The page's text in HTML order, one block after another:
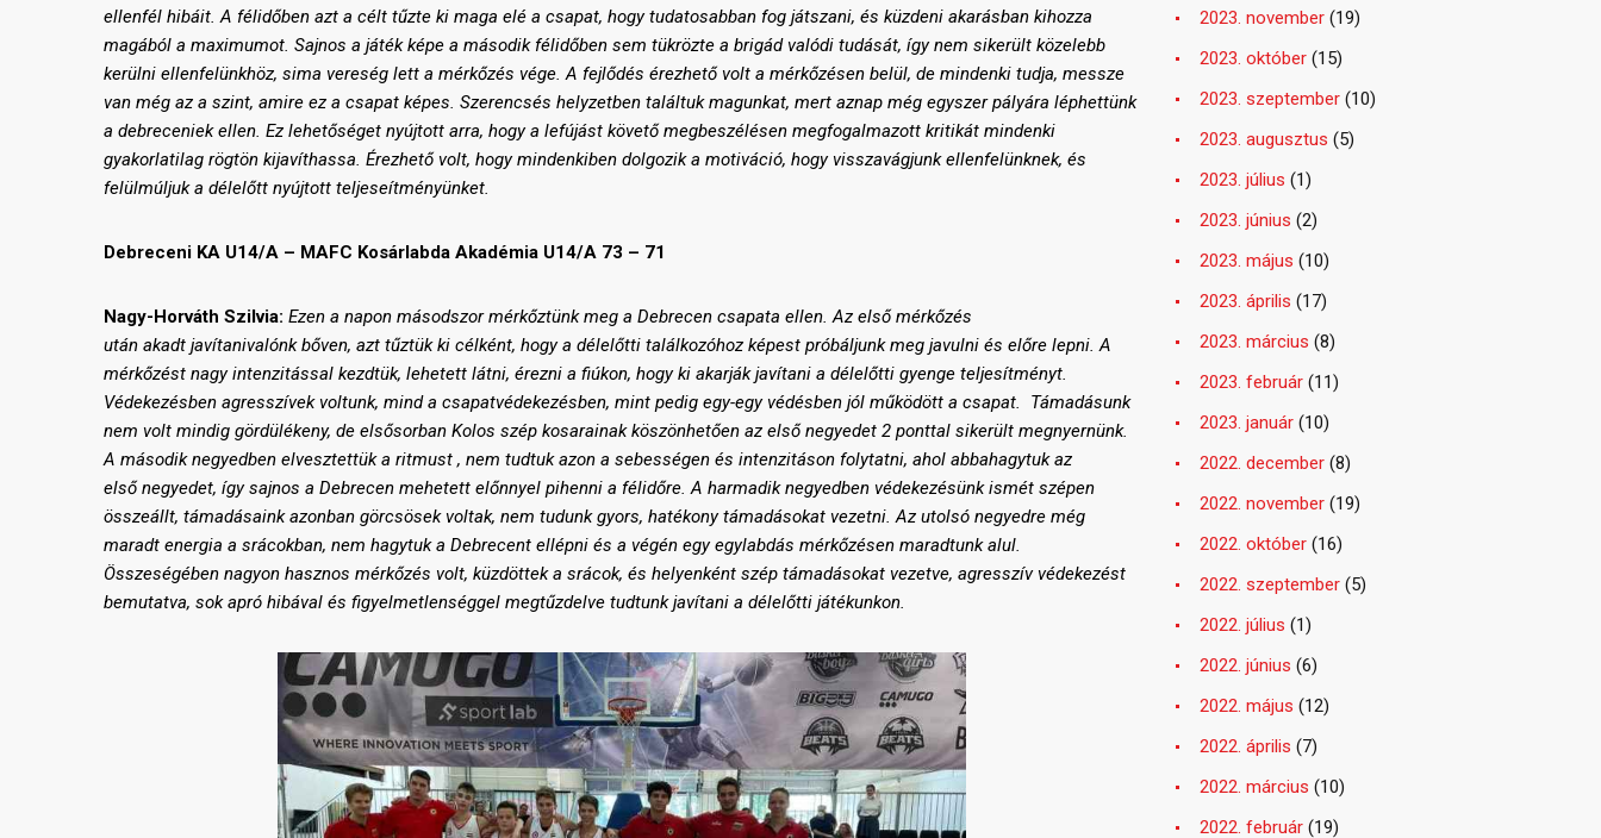
ellenfél hibáit. A félidőben azt a célt tűzte ki maga elé a csapat, hogy tudatosabban fog játszani, és küzdeni akarásban kihozza
magából a maximumot. Sajnos a játék képe a második félidőben sem tükrözte a brigád valódi tudását, így nem sikerült közelebb
kerülni ellenfelünkhöz, sima vereség lett a mérkőzés vége. A fejlődés érezhető volt a mérkőzésen belül, de mindenki tudja, messze
van még az a szint, amire ez a csapat képes. Szerencsés helyzetben találtuk magunkat, mert aznap még egyszer pályára léphettünk
a debreceniek ellen. Ez lehetőséget nyújtott arra, hogy a lefújást követő megbeszélésen megfogalmazott kritikát mindenki
gyakorlatilag rögtön kijavíthassa. Érezhető volt, hogy mindenkiben dolgozik a motiváció, hogy visszavágjunk ellenfelünknek, és
felülmúljuk a délelőtt nyújtott teljeseítményünket.
Debreceni KA U14/A – MAFC Kosárlabda Akadémia U14/A 73 – 71
Nagy-Horváth Szilvia: Ezen a napon másodszor mérkőztünk meg a Debrecen csapata ellen. Az első mérkőzés
után akadt javítanivalónk bőven, azt tűztük ki célként, hogy a délelőtti találkozóhoz képest próbáljunk meg javulni és előre lepni. A
mérkőzést nagy intenzitással kezdtük, lehetett látni, érezni a fiúkon, hogy ki akarják javítani a délelőtti gyenge teljesítményt.
Védekezésben agresszívek voltunk, mind a csapatvédekezésben, mint pedig egy-egy védésben jól működött a csapat. Támadásunk
nem volt mindig gördülékeny, de elsősorban Kolos szép kosarainak köszönhetően az első negyedet 2 ponttal sikerült megnyernünk.
A második negyedben elvesztettük a ritmust , nem tudtuk azon a sebességen és intenzitáson folytatni, ahol abbahagytuk az
első negyedet, így sajnos a Debrecen mehetett előnnyel pihenni a félidőre . A harmadik negyedben védekezésünk ismét szépen
összeállt, támadásainkazonban görcsösekvoltak, nem tudunk gyors, hatékony támadásokat vezetni. Az utolsó negyedre még
maradt energia a srácokban, nem hagytuk a Debrecent ellépni és a végén egy egylabdás mérkőzésen maradtunk alul.
Összeségében nagyon hasznos mérkőzés volt, küzdöttek a srácok, és helyenként szép támadásokat vezetve, agresszív védekezést
bemutatva, sok apró hibával és figyelmetlenséggel megtűzdelve tudtunk javítani a délelőtti játékunkon.
2023. november (19)
2023. október (15)
2023. szeptember (10)
2023. augusztus (5)
2023. július (1)
2023. június (2)
2023. május (10)
2023. április (17)
2023. március (8)
2023. február (11)
2023. január (10)
2022. december (8)
2022. november (19)
2022. október (16)
2022. szeptember (5)
2022. július (1)
2022. június (6)
2022. május (12)
2022. április (7)
2022. március (10)
2022. február (19)